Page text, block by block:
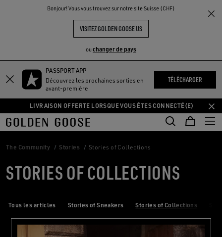
Bonjour! Vous vous trouvez sur notre site Suisse (CHF)
VISITEZ GOLDEN GOOSE US
ou changer de pays
Aller
au
contenu
principal
Aller
au
contenu
pied
de
page
PASSPORT APP
Découvrez les prochaines sorties en
avant-première
TÉLÉCHARGER
LIVRAISON OFFERTE LORSQUE VOUS ÊTES CONNECTÉ(E)
THE
COMMUNITY
The Community Stories Stories of Collections
STORIES OF COLLECTIONS
Tous les articles Stories of Sneakers Stories of Collections